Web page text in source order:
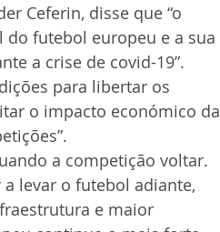
Ceferin, disse que “o
do futebol europeu e a sua
a crise de covid-19”.
para libertar os
o impacto económico da
a competição voltar.
a levar o futebol adiante,
e maior